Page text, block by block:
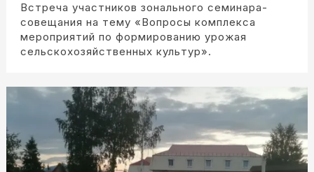
Встреча участников зонального семинара-
совещания на тему «Вопросы комплекса
мероприятий по формированию урожая
сельскохозяйственных культур».